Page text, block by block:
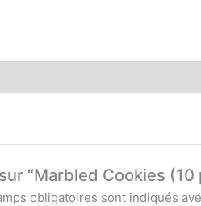
“Marbled Cookies (10
obligatoires sont indiqués